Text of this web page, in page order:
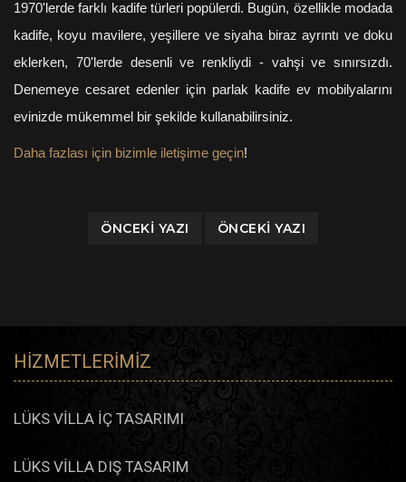
1970'lerde farklı kadife türleri popülerdi. Bugün, özellikle modada
kadife, koyu mavilere, yeşillere ve siyaha biraz ayrıntı ve doku
eklerken, 70'lerde desenli ve renkliydi - vahşi ve sınırsızdı.
Denemeye cesaret edenler için parlak kadife ev mobilyalarını
evinizde mükemmel bir şekilde kullanabilirsiniz.
Daha fazlası için bizimle iletişime geçin!
ÖNCEKI YAZI ÖNCEKI YAZI
HIZMETLERIMIZ
LÜKS VİLLA İÇ TASARIMI
LÜKS VİLLA DIŞ TASARIM